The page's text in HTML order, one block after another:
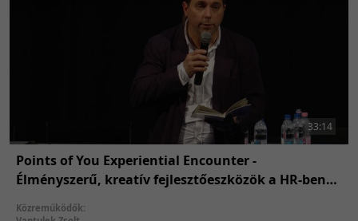
33:14
Points of You Experiential Encounter -
Élményszerű, kreatív fejlesztőeszközök a HR-ben
Közreműködők: